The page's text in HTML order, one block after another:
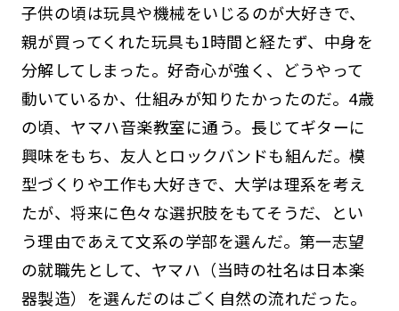
子供の頃は玩具や機械をいじるのが大好きで、
親が買ってくれた玩具も1時間と経たず、中身を
分解してしまった。好奇心が強く、どうやって
動いているか、仕組みが知りたかったのだ。4歳
の頃、ヤマハ音楽教室に通う。長じてギターに
興味をもち、友人とロックバンドも組んだ。模
型づくりや工作も大好きで、大学は理系を考え
たが、将来に色々な選択肢をもてそうだ、とい
う理由であえて文系の学部を選んだ。第一志望
の就職先として、ヤマハ（当時の社名は日本楽
器製造）を選んだのはごく自然の流れだった。